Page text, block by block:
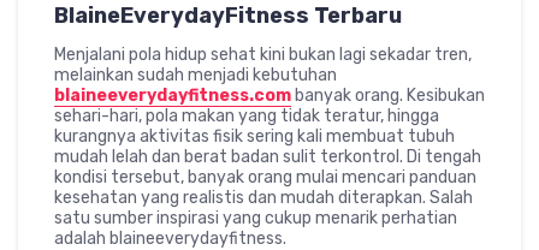
BlaineEverydayFitness Terbaru
Menjalani pola hidup sehat kini bukan lagi sekadar tren,
melainkan sudah menjadi kebutuhan
blaineeverydayfitness.com banyak orang. Kesibukan
sehari-hari, pola makan yang tidak teratur, hingga
kurangnya aktivitas fisik sering kali membuat tubuh
mudah lelah dan berat badan sulit terkontrol. Di tengah
kondisi tersebut, banyak orang mulai mencari panduan
kesehatan yang realistis dan mudah diterapkan. Salah
satu sumber inspirasi yang cukup menarik perhatian
adalah blaineeverydayfitness.